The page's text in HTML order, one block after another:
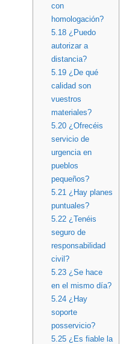
con
homologación?
5.18¿Puedo
autorizar a
distancia?
5.19¿De qué
calidad son
vuestros
materiales?
5.20¿Ofrecéis
servicio de
urgencia en
pueblos
pequeños?
5.21 ¿Hay planes
puntuales?
5.22¿Tenéis
seguro de
responsabilidad
civil?
5.23¿Se hace
en el mismo día?
5.24¿Hay
soporte
posservicio?
5.25¿Es fiable la